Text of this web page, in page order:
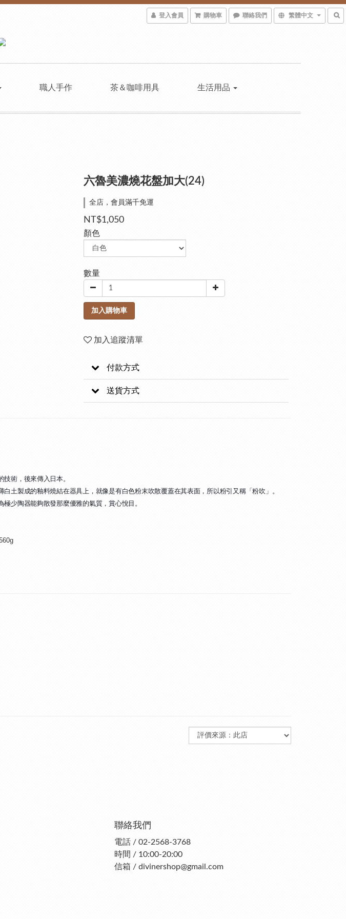
登入會員 購物車 聯絡我們 繁體中文
職人手作 茶＆咖啡用具 生活用品
六魯美濃燒花盤加大(24)
全店，會員滿千免運
NT$1,050
顏色
數量
加入購物車
加入追蹤清單
付款方式
送貨方式
術，後來傳入日本。
土製成的釉料燒結在器具上，就像是有白色粉末吹散覆蓋在其表面，所以粉引又稱「粉吹」。
少陶器能夠散發那麼優雅的氣質，賞心悅目。
聯絡我們
電話 / 02-2568-3768
時間 / 10:00-20:00
信箱 / divinershop@gmail.com